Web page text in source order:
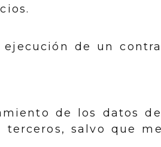
de un
de los datos del
terceros, salvo que